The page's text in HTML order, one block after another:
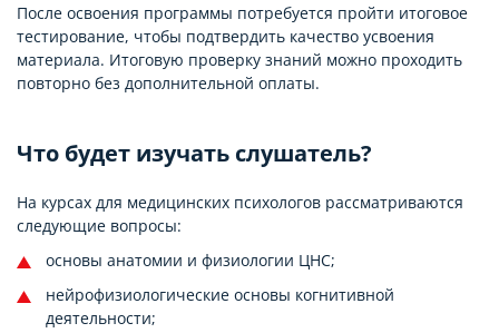
После освоения программы потребуется пройти итоговое
тестирование, чтобы подтвердить качество усвоения
материала. Итоговую проверку знаний можно проходить
повторно без дополнительной оплаты.
Что будет изучать слушатель?
На курсах для медицинских психологов рассматриваются
следующие вопросы:
основы анатомии и физиологии ЦНС;
нейрофизиологические основы когнитивной
деятельности;